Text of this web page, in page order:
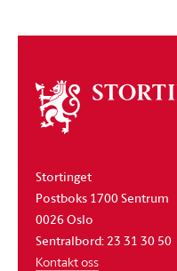
Om
stortinget
Stortinget
Postboks 1700 Sentrum
0026 Oslo
Sentralbord: 23 31 30 50
Kontakt oss